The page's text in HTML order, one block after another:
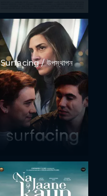
Surfacing / উপস্থাপন